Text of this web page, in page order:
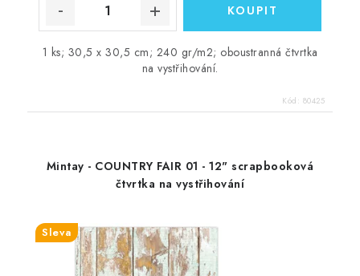
1 ks; 30,5 x 30,5 cm; 240 gr/m2; oboustranná čtvrtka
na vystřihování.
Kód: 80425
Mintay - COUNTRY FAIR 01 - 12" scrapbooková
čtvrtka na vystřihování
Sleva